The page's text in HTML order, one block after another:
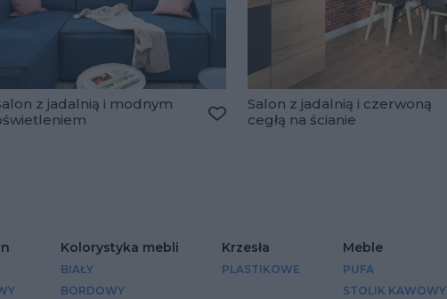
z jadalnią i modnym
Salon z jadalnią i czerwoną
cegłą na ścianie
Kolorystyka mebli
BIAŁY
BORDOWY
Krzesła
PLASTIKOWE
Meble
PUFA
STOLIK KAWOWY